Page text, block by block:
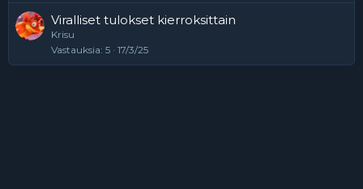
Viralliset tulokset kierroksittain
Krisu
Vastauksia 5 17/3/25